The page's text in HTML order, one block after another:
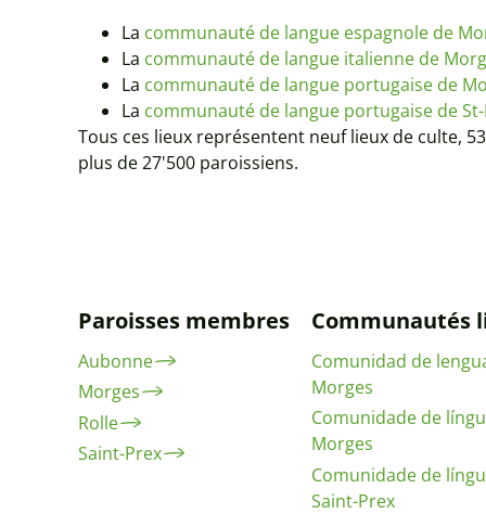
La communauté de langue espagnole de
La communauté de langue italienne de
La communauté de langue portugaise de
La communauté de langue portugaise de
Tous ces lieux représentent neuf lieux de culte,
plus de 27'500 paroissiens.
Paroisses membres
Aubonne
Morges
Rolle
Saint-Prex
Communautés
Comunidad de
Morges
Comunidade de
Morges
Comunidade de
Saint-Prex